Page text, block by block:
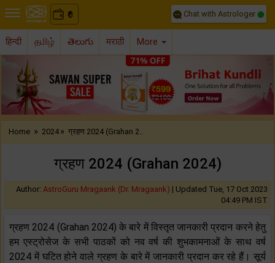
₹
0 Chat with Astrologer
हिन्दी தமிழ் తెలుగు मराठी More
Previous
Home » 2024 » ग्रहण 2024 (Grahan 2..
ग्रहण 2024 (Grahan 2024)
Author: AstroGuru Mragaank (Dr. Mragaank) | Updated Tue, 17 Oct 2023
04:49 PM IST
ग्रहण 2024 (Grahan 2024) के बारे में विस्तृत जानकारी प्रदान करने हेतु
हम एस्ट्रोसेज के सभी पाठकों को नव वर्ष की शुभकामनाओं के साथ वर्ष
2024 में घटित होने वाले ग्रहण के बारे में जानकारी प्रदान कर रहे हैं। सूर्य